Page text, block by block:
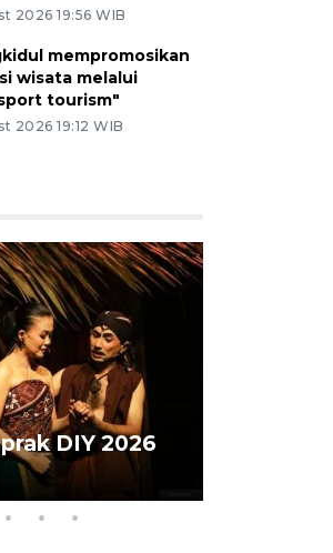
2026 19:56 WIB
mempromosikan
wisata melalui
tourism"
2026 19:12 WIB
DIY 2026